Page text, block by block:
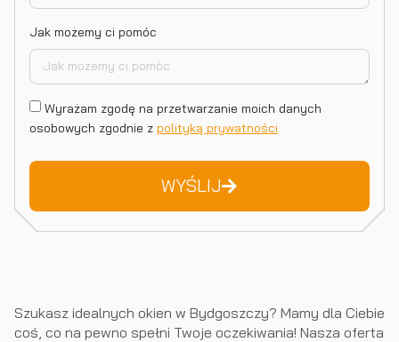
Jak możemy ci pomóc
Wyrażam zgodę na przetwarzanie moich danych
osobowych zgodnie z polityką prywatności
WYŚLIJ
Szukasz idealnych okien w Bydgoszczy? Mamy dla Ciebie
coś, co na pewno spełni Twoje oczekiwania! Nasza oferta